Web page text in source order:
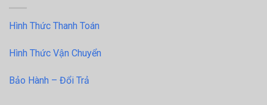
Hình Thức Thanh Toán
Hình Thức Vận Chuyển
Bảo Hành – Đổi Trả